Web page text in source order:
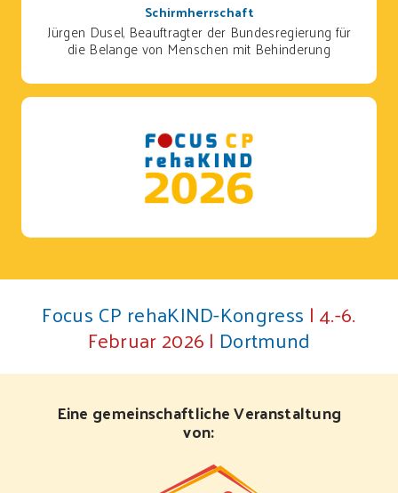
Schirmherrschaft
Jürgen Dusel, Beauftragter der Bundesregierung für
die Belange von Menschen mit Behinderung
Focus CP rehaKIND-Kongress | 4.-6.
Februar 2026 | Dortmund
Eine gemeinschaftliche Veranstaltung
von: